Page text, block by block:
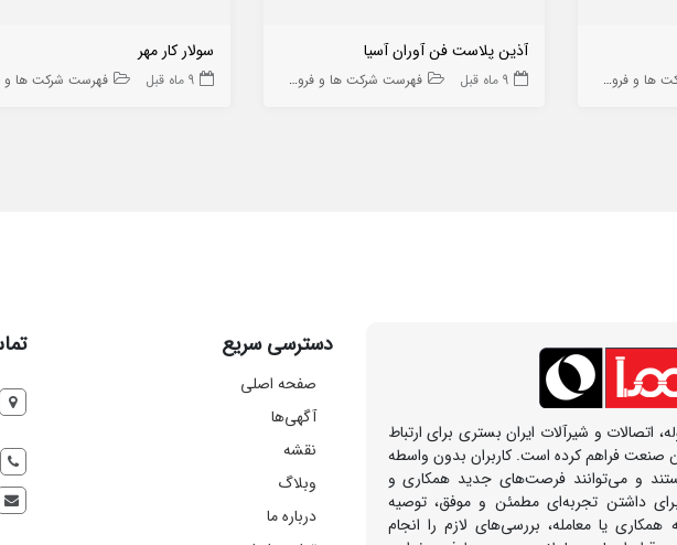
و فروشگاه ها
آذین پلاست فن آوران آسیا
9 ماه قبل فهرست شرکت ها و فروشگاه ها
سولار کار مهر
9 ماه قبل فهرست شرکت ها و
اتصالات و شیرآلات ایران بستری برای ارتباط
صنعت فراهم کرده است. کاربران بدون واسطه
و می‌توانند فرصت‌های جدید همکاری و
داشتن تجربه‌ای مطمئن و موفق، توصیه
یا معامله، بررسی‌های لازم را انجام
دسترسی سریع
صفحه اصلی
آگهی‌ها
نقشه
وبلاگ
درباره ما